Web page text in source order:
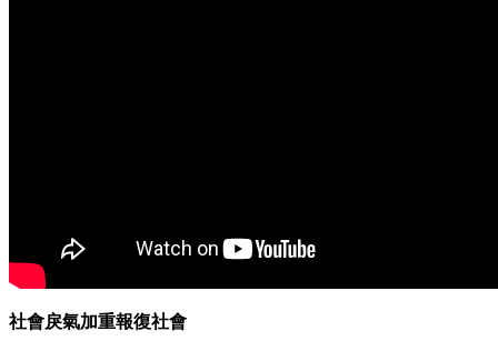
社會戾氣加重報復社會